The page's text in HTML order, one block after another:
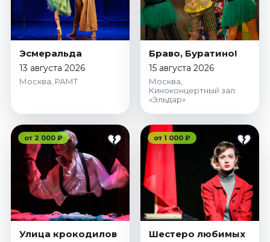
Эсмеральда
13 августа 2026
Москва, РАМТ
Браво, Буратино!
15 августа 2026
Москва,
Киноконцертный зал
«Эльдар»
от 2 000 ₽
Улица крокодилов
от 1 000 ₽
Шестеро любимых